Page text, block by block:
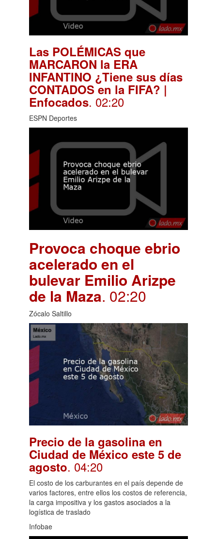
Las POLÉMICAS que
MARCARON la ERA
INFANTINO ¿Tiene sus días
CONTADOS en la FIFA? |
Enfocados. 02:20
ESPN Deportes
Provoca choque ebrio
acelerado en el
bulevar Emilio Arizpe
de la Maza. 02:20
Zócalo Saltillo
Precio de la gasolina en
Ciudad de México este 5 de
agosto. 04:20
El costo de los carburantes en el país depende de
varios factores, entre ellos los costos de referencia,
la carga impositiva y los gastos asociados a la
logística de traslado
Infobae